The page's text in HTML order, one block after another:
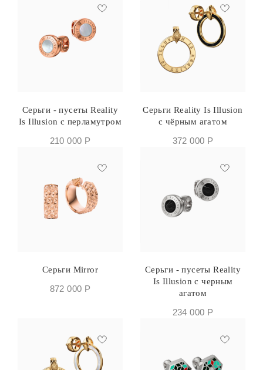
Серьги - пусеты Reality
Is Illusion с перламутром
210 000 Р
Серьги Reality Is Illusion
с чёрным агатом
372 000 Р
Серьги Mirror
872 000 Р
Серьги - пусеты Reality
Is Illusion с черным
агатом
234 000 Р